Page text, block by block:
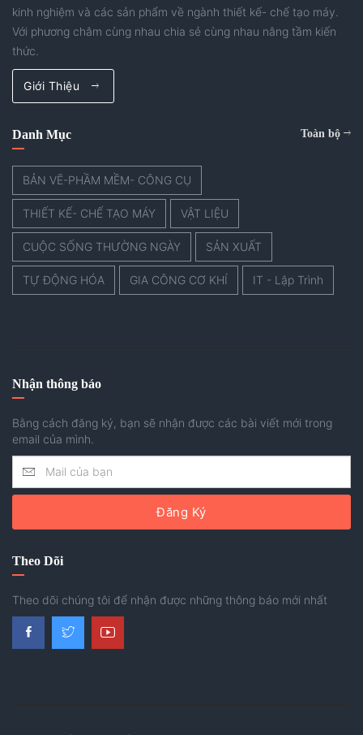
kinh nghiệm và các sản phẩm về ngành thiết kế- chế tạo máy.
Với phương châm cùng nhau chia sẻ cùng nhau nâng tầm kiến
thức.
Giới Thiệu
Danh Mục Toàn bộ
BẢN VẼ-PHẦM MỀM- CÔNG CỤ
THIẾT KẾ- CHẾ TẠO MÁY VẬT LIỆU
CUỘC SỐNG THƯỜNG NGÀY SẢN XUẤT
TỰ ĐỘNG HÓA GIA CÔNG CƠ KHÍ IT - Lập Trình
Nhận thông báo
Bằng cách đăng ký, bạn sẽ nhận được các bài viết mới trong
email của mình.
Đăng Ký
Theo Dõi
Theo dõi chúng tôi để nhận được những thông báo mới nhất